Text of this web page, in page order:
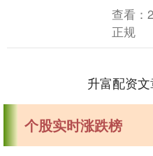
管）买
查看：
正规
升富配资
个股实时涨跌榜